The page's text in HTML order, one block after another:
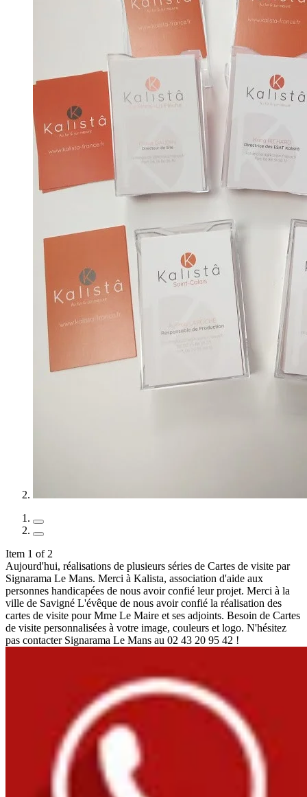
Item 1 of 2
Aujourd'hui, réalisations de plusieurs séries de Cartes de visite par
Signarama Le Mans. Merci à Kalista, association d'aide aux
personnes handicapées de nous avoir confié leur projet. Merci à la
ville de Savigné L'évêque de nous avoir confié la réalisation des
cartes de visite pour Mme Le Maire et ses adjoints. Besoin de Cartes
de visite personnalisées à votre image, couleurs et logo. N'hésitez
pas contacter Signarama Le Mans au 02 43 20 95 42 !